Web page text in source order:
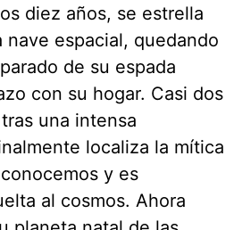
diez años, se estrella
nave espacial, quedando
de su espada
con su hogar. Casi dos
una intensa
localiza la mítica
y es
al cosmos. Ahora